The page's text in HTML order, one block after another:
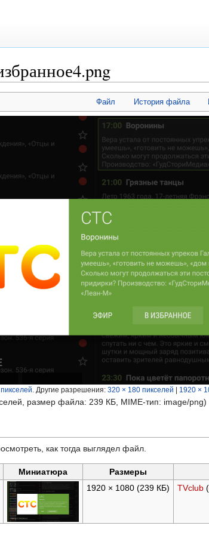
Файл История файла
Другие разрешения: 320 × 180 пикселей 1920 ×
размер файла: 239 КБ, MIME-тип: image/png)
как тогда выглядел файл.
Миниатюра Размеры
1920 × 1080 (239 КБ) TVclub (